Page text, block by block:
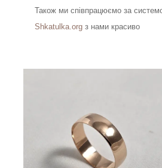
Також ми співпрацюємо за
Shkatulka.org з нами красиво